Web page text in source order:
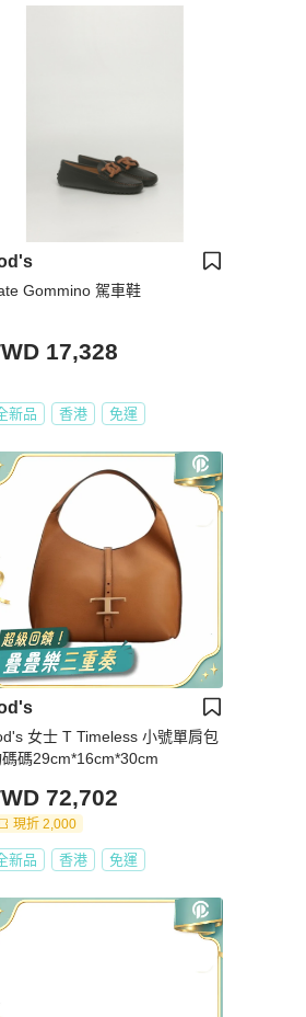
Gommino 駕車鞋
17,328
新品 香港 免運
女士 T Timeless 小號單肩包
碼29cm*16cm*30cm
72,702
現折 2,000
新品 香港 免運